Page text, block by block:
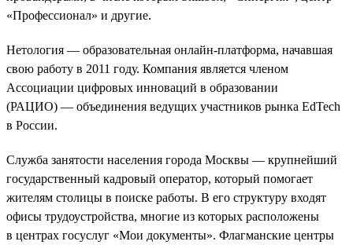
«Профессионал» и другие.
Нетология — образовательная онлайн-платформа, начавшая
свою работу в 2011 году. Компания является членом
Ассоциации цифровых инноваций в образовании
(РАЦИО) — объединения ведущих участников рынка EdTech
в России.
Служба занятости населения города Москвы — крупнейший
государственный кадровый оператор, который помогает
жителям столицы в поиске работы. В его структуру входят
офисы трудоустройства, многие из которых расположены
в центрах госуслуг «Мои документы». Флагманские центры